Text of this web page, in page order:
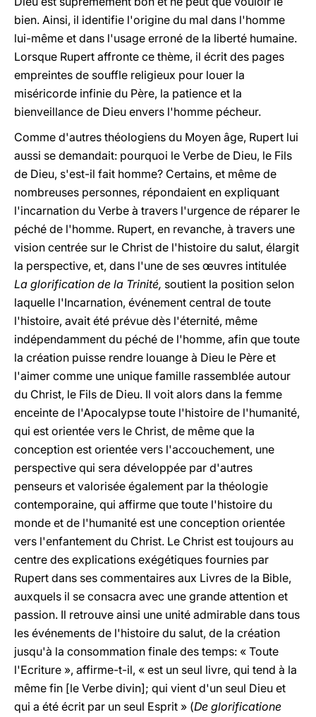
bien. Ainsi, il identifie l'origine du mal dans l'homme
lui-même et dans l'usage erroné de la liberté humaine.
Lorsque Rupert affronte ce thème, il écrit des pages
empreintes de souffle religieux pour louer la
miséricorde infinie du Père, la patience et la
bienveillance de Dieu envers l'homme pécheur.
Comme d'autres théologiens du Moyen âge, Rupert lui
aussi se demandait: pourquoi le Verbe de Dieu, le Fils
de Dieu, s'est-il fait homme? Certains, et même de
nombreuses personnes, répondaient en expliquant
l'incarnation du Verbe à travers l'urgence de réparer le
péché de l'homme. Rupert, en revanche, à travers une
vision centrée sur le Christ de l'histoire du salut, élargit
la perspective, et, dans l'une de ses œuvres intitulée
La glorification de la Trinité, soutient la position selon
laquelle l'Incarnation, événement central de toute
l'histoire, avait été prévue dès l'éternité, même
indépendamment du péché de l'homme, afin que toute
la création puisse rendre louange à Dieu le Père et
l'aimer comme une unique famille rassemblée autour
du Christ, le Fils de Dieu. Il voit alors dans la femme
enceinte de l'Apocalypse toute l'histoire de l'humanité,
qui est orientée vers le Christ, de même que la
conception est orientée vers l'accouchement, une
perspective qui sera développée par d'autres
penseurs et valorisée également par la théologie
contemporaine, qui affirme que toute l'histoire du
monde et de l'humanité est une conception orientée
vers l'enfantement du Christ. Le Christ est toujours au
centre des explications exégétiques fournies par
Rupert dans ses commentaires aux Livres de la Bible,
auxquels il se consacra avec une grande attention et
passion. Il retrouve ainsi une unité admirable dans tous
les événements de l'histoire du salut, de la création
jusqu'à la consommation finale des temps: « Toute
l'Ecriture », affirme-t-il, « est un seul livre, qui tend à la
même fin [le Verbe divin]; qui vient d'un seul Dieu et
qui a été écrit par un seul Esprit » (De glorificatione